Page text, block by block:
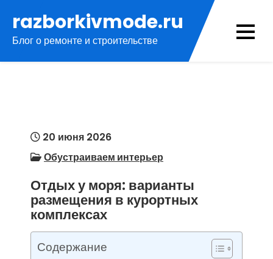
содержимому
razborkivmode.ru
Блог о ремонте и строительстве
20 июня 2026
Обустраиваем интерьер
Отдых у моря: варианты
размещения в курортных
комплексах
Содержание